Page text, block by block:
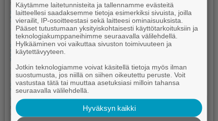
Käytämme laitetunnisteita ja tallennamme evästeitä
laitteellesi saadaksemme tietoja esimerkiksi sivuista, joilla
vierailit, IP-osoitteestasi sekä laitteesi ominaisuuksista.
Pääset tutustumaan yksityiskohtaisesti käyttötarkoituksiin ja
teknologiakumppaneihimme seuraavalla välilehdellä.
Hylkääminen voi vaikuttaa sivuston toimivuuteen ja
käytettävyyteen.
Jotkin teknologiamme voivat käsitellä tietoja myös ilman
suostumusta, jos niillä on siihen oikeutettu peruste. Voit
vastustaa tätä tai muuttaa asetuksiasi milloin tahansa
seuraavalla välilehdellä.
Hyväksyn kaikki